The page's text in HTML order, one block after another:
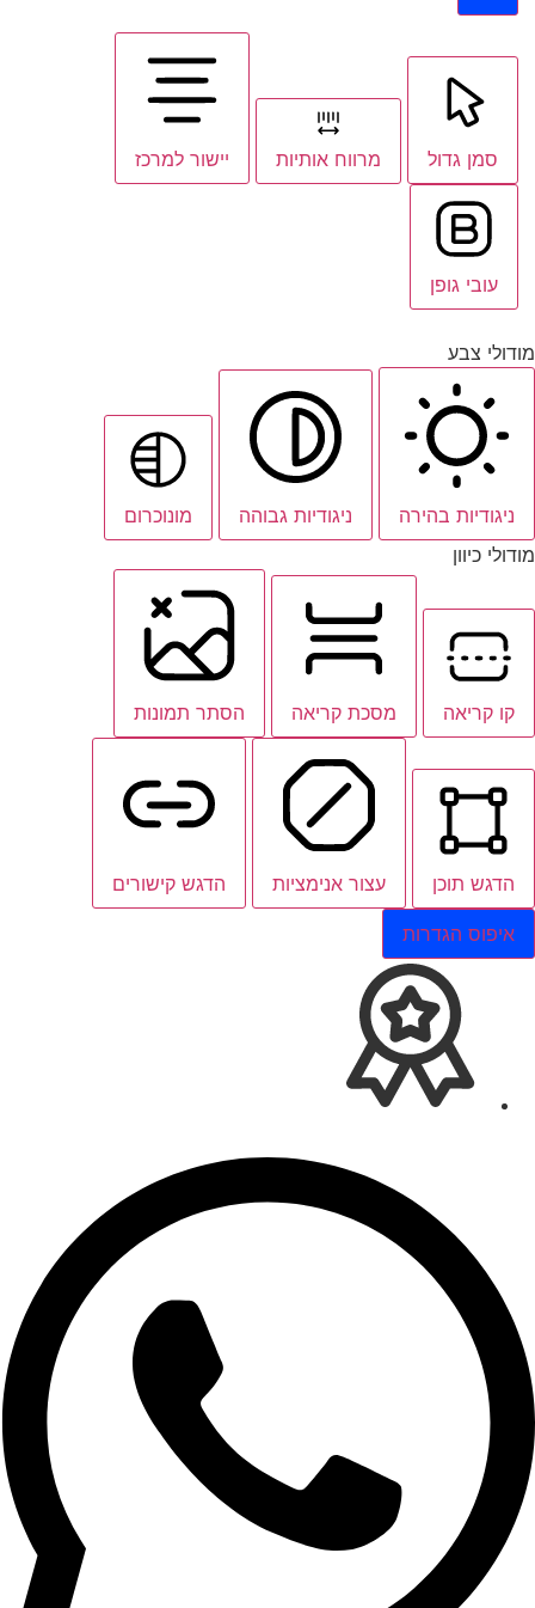
סמן גדול מרווח אותיות יישור למרכז
עובי גופן
מודולי צבע
ניגודיות בהירה ניגודיות גבוהה
מונוכרום
מודולי כיוון
קו קריאה מסכת קריאה הסתר תמונות
הדגש תוכן עצור אנימציות הדגש קישורים
איפוס הגדרות